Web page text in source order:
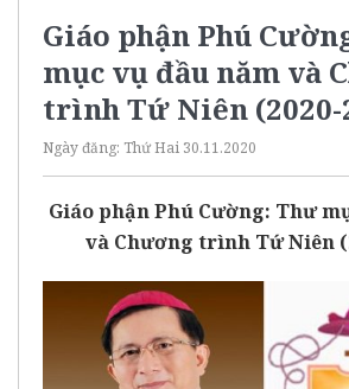
Giáo phận Phú
mục vụ đầu năm và
trình Tứ Niên (2020-
Ngày đăng: Thứ Hai 30.11.2020
Giáo phận Phú Cường: Thư
và Chương trình Tứ Niên